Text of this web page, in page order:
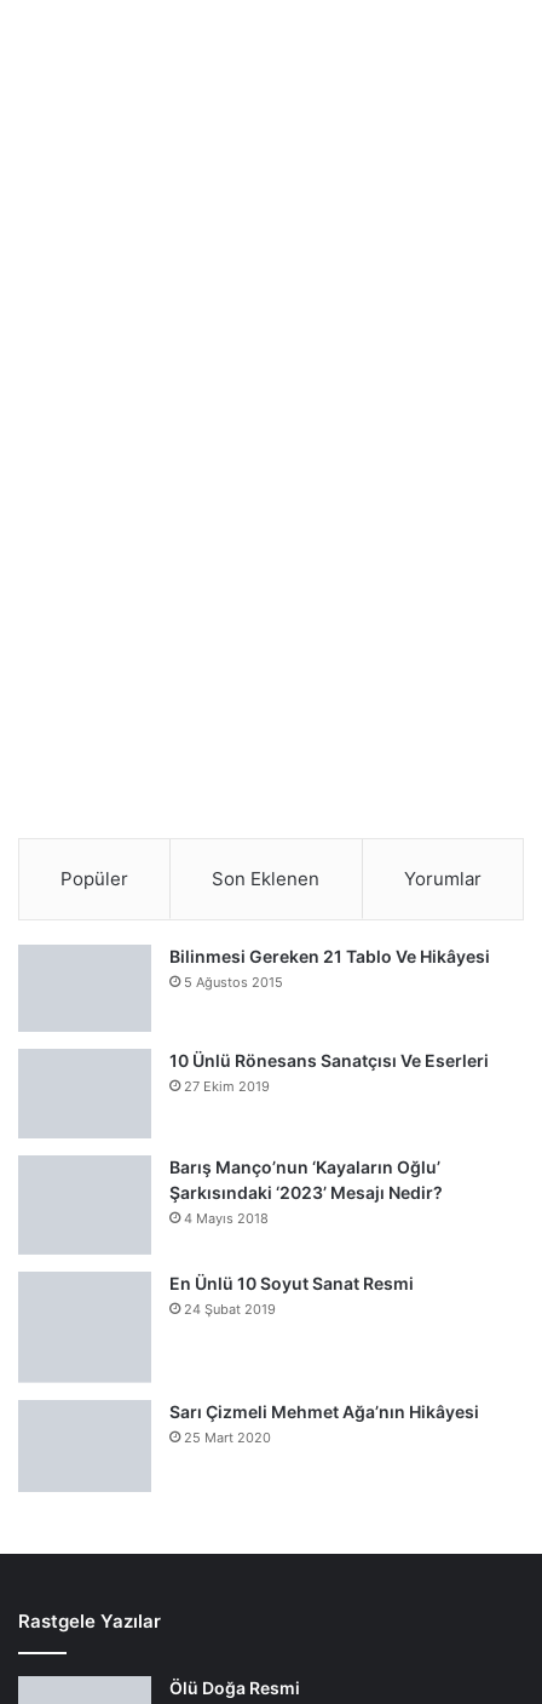
Popüler Son Eklenen Yorumlar
Bilinmesi Gereken 21 Tablo Ve Hikâyesi
5 Ağustos 2015
10 Ünlü Rönesans Sanatçısı Ve Eserleri
27 Ekim 2019
Barış Manço’nun ‘Kayaların Oğlu’
Şarkısındaki ‘2023’ Mesajı Nedir?
4 Mayıs 2018
En Ünlü 10 Soyut Sanat Resmi
24 Şubat 2019
Sarı Çizmeli Mehmet Ağa’nın Hikâyesi
25 Mart 2020
Rastgele Yazılar
Ölü Doğa Resmi